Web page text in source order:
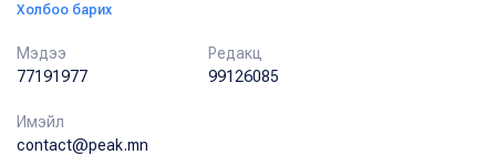
Холбоо барих
Мэдээ
77191977
Редакц
99126085
Имэйл
contact@peak.mn